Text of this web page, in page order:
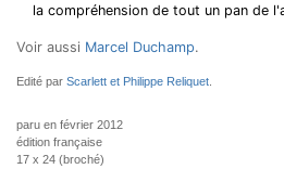
la compréhension de tout un pan de
Voir aussi Marcel Duchamp.
Edité par Scarlett et Philippe Reliquet
paru en février 2012
édition française
17 x 24 (broché)